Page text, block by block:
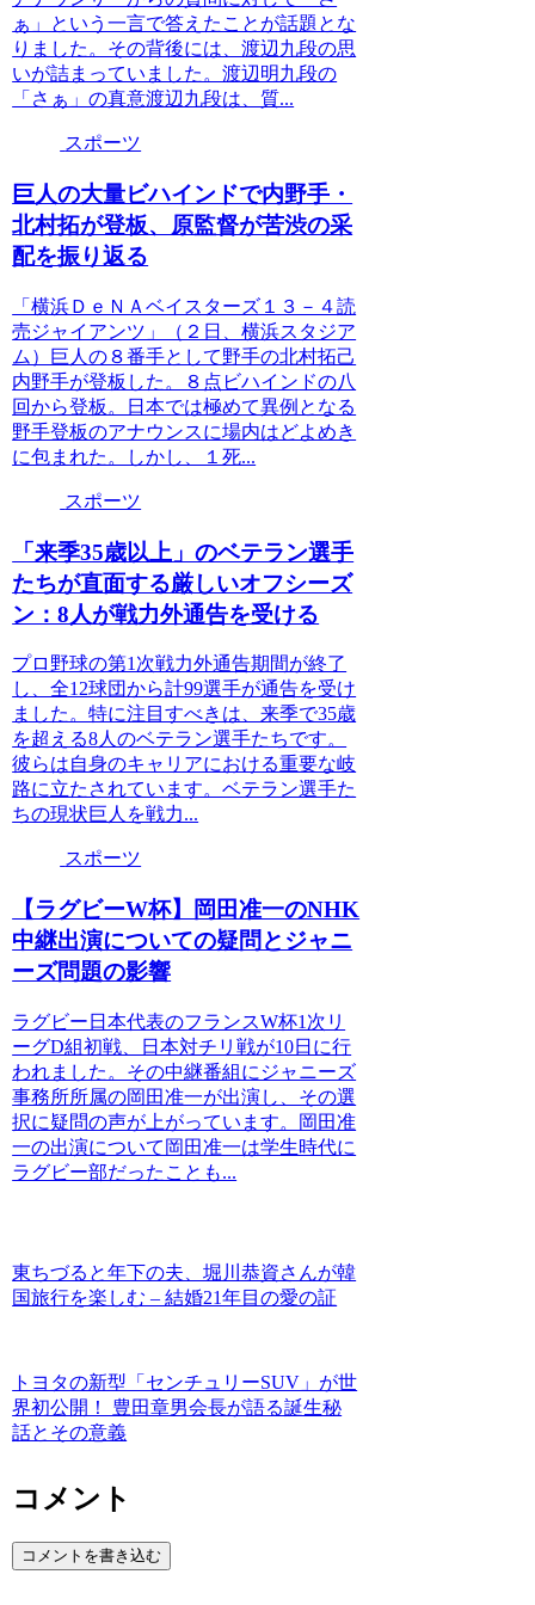
ぁ」という一言で答えたことが話題とな
りました。その背後には、渡辺九段の思
いが詰まっていました。渡辺明九段の
「さぁ」の真意渡辺九段は、質...
スポーツ
巨人の大量ビハインドで内野手・
北村拓が登板、原監督が苦渋の采
配を振り返る
「横浜ＤｅＮＡベイスターズ１３－４読
売ジャイアンツ」（２日、横浜スタジア
ム）巨人の８番手として野手の北村拓己
内野手が登板した。８点ビハインドの八
回から登板。日本では極めて異例となる
野手登板のアナウンスに場内はどよめき
に包まれた。しかし、１死...
スポーツ
「来季35歳以上」のベテラン選手
たちが直面する厳しいオフシーズ
ン：8人が戦力外通告を受ける
プロ野球の第1次戦力外通告期間が終了
し、全12球団から計99選手が通告を受け
ました。特に注目すべきは、来季で35歳
を超える8人のベテラン選手たちです。
彼らは自身のキャリアにおける重要な岐
路に立たされています。ベテラン選手た
ちの現状巨人を戦力...
スポーツ
【ラグビーW杯】岡田准一のNHK
中継出演についての疑問とジャニ
ーズ問題の影響
ラグビー日本代表のフランスW杯1次リ
ーグD組初戦、日本対チリ戦が10日に行
われました。その中継番組にジャニーズ
事務所所属の岡田准一が出演し、その選
択に疑問の声が上がっています。岡田准
一の出演について岡田准一は学生時代に
ラグビー部だったことも...
東ちづると年下の夫、堀川恭資さんが韓
国旅行を楽しむ – 結婚21年目の愛の証
トヨタの新型「センチュリーSUV」が世
界初公開！ 豊田章男会長が語る誕生秘
話とその意義
コメント
コメントを書き込む